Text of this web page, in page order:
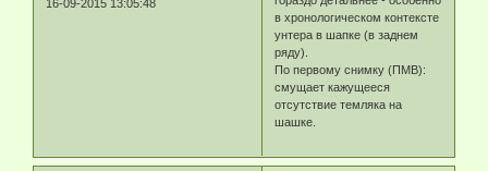
16-09-2015 13:05:48
в хронологическом контексте
унтера в шапке (в заднем
ряду).
По первому снимку (ПМВ):
смущает кажущееся
отсутствие темляка на
шашке.